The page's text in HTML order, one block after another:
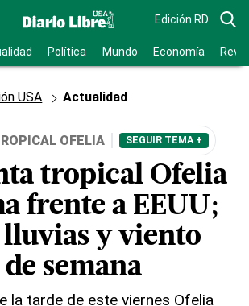
Edición RD
Política Mundo Economía
USA Actualidad
OFELIA SEGUIR TEMA +
tropical Ofelia
frente a EEUU;
y viento
semana
la tarde de este viernes Ofelia